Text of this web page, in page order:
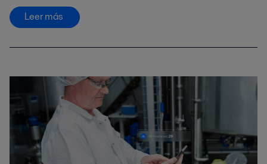
Leer más